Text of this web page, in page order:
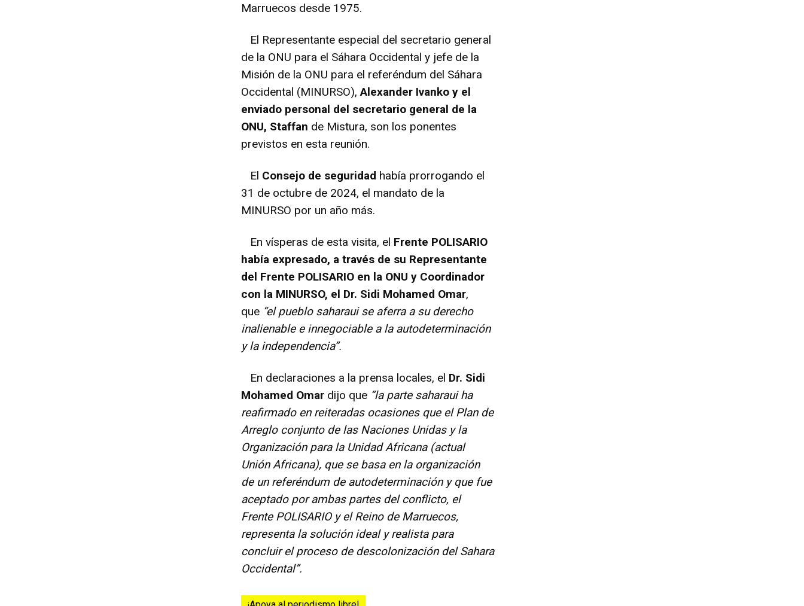
Marruecos desde 1975.
El Representante especial del secretario general
de la ONU para el Sáhara Occidental y jefe de la
Misión de la ONU para el referéndum del Sáhara
Occidental (MINURSO),Alexander Ivanko y el
enviado personal del secretario general de la
ONU, Staffan de Mistura, son los ponentes
previstos en esta reunión.
El Consejo de seguridad había prorrogando el
31 de octubre de 2024, el mandato de la
MINURSO por un año más.
En vísperas de esta visita, el Frente POLISARIO
había expresado, a través de su Representante
del Frente POLISARIO en la ONU y Coordinador
con la MINURSO, el Dr. Sidi Mohamed Omar,
que “el pueblo saharaui se aferra a su derecho
inalienable e innegociable a la autodeterminación
y la independencia”.
En declaraciones a la prensa locales, el Dr. Sidi
Mohamed Omar dijo que “la parte saharaui ha
reafirmado en reiteradas ocasiones que el Plan de
Arreglo conjunto de las Naciones Unidas y la
Organización para la Unidad Africana (actual
Unión Africana), que se basa en la organización
de un referéndum de autodeterminación y que fue
aceptado por ambas partes del conflicto, el
Frente POLISARIO y el Reino de Marruecos,
representa la solución ideal y realista para
concluir el proceso de descolonización del Sahara
Occidental”.